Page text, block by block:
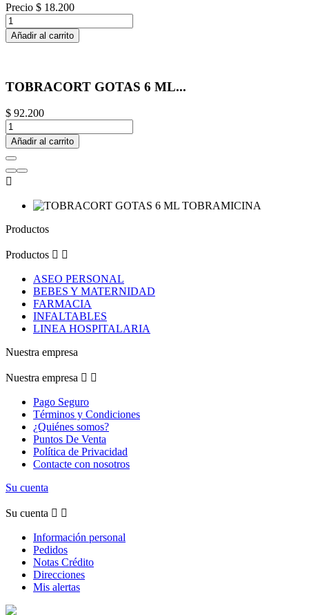
Precio $ 18.200
Añadir al carrito
TOBRACORT GOTAS 6 ML...
$ 92.200
Añadir al carrito

Productos
Productos  
ASEO PERSONAL
BEBES Y MATERNIDAD
FARMACIA
INFALTABLES
LINEA HOSPITALARIA
Nuestra empresa
Nuestra empresa  
Pago Seguro
Términos y Condiciones
¿Quiénes somos?
Puntos De Venta
Política de Privacidad
Contacte con nosotros
Su cuenta
Su cuenta  
Información personal
Pedidos
Notas Crédito
Direcciones
Mis alertas